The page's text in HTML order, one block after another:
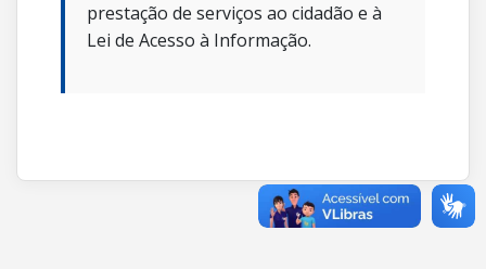
prestação de serviços ao cidadão e à
Lei de Acesso à Informação.